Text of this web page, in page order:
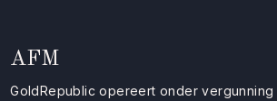
AFM
GoldRepublic opereert onder